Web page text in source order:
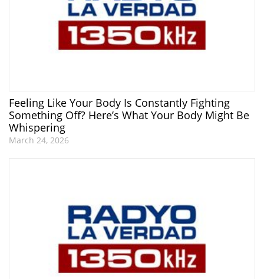
Feeling Like Your Body Is Constantly Fighting
Something Off? Here’s What Your Body Might Be
Whispering
March 24, 2026